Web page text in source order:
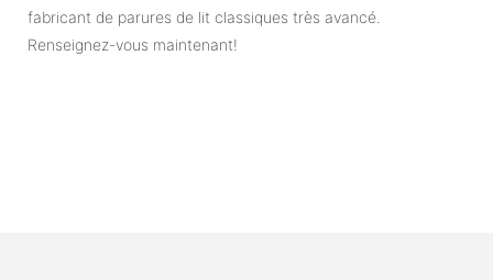
fabricant de parures de lit classiques très avancé.
Renseignez-vous maintenant!